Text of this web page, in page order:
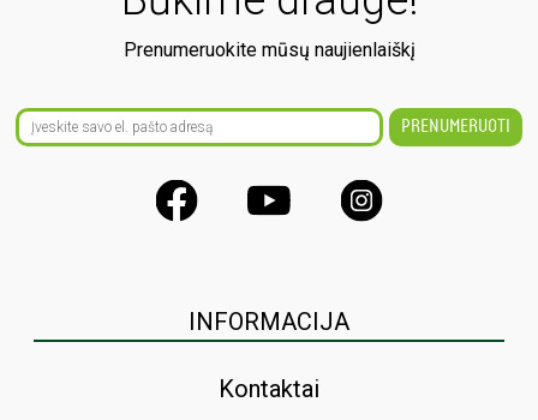
Prenumeruokite mūsų naujienlaiškį
INFORMACIJA
Kontaktai